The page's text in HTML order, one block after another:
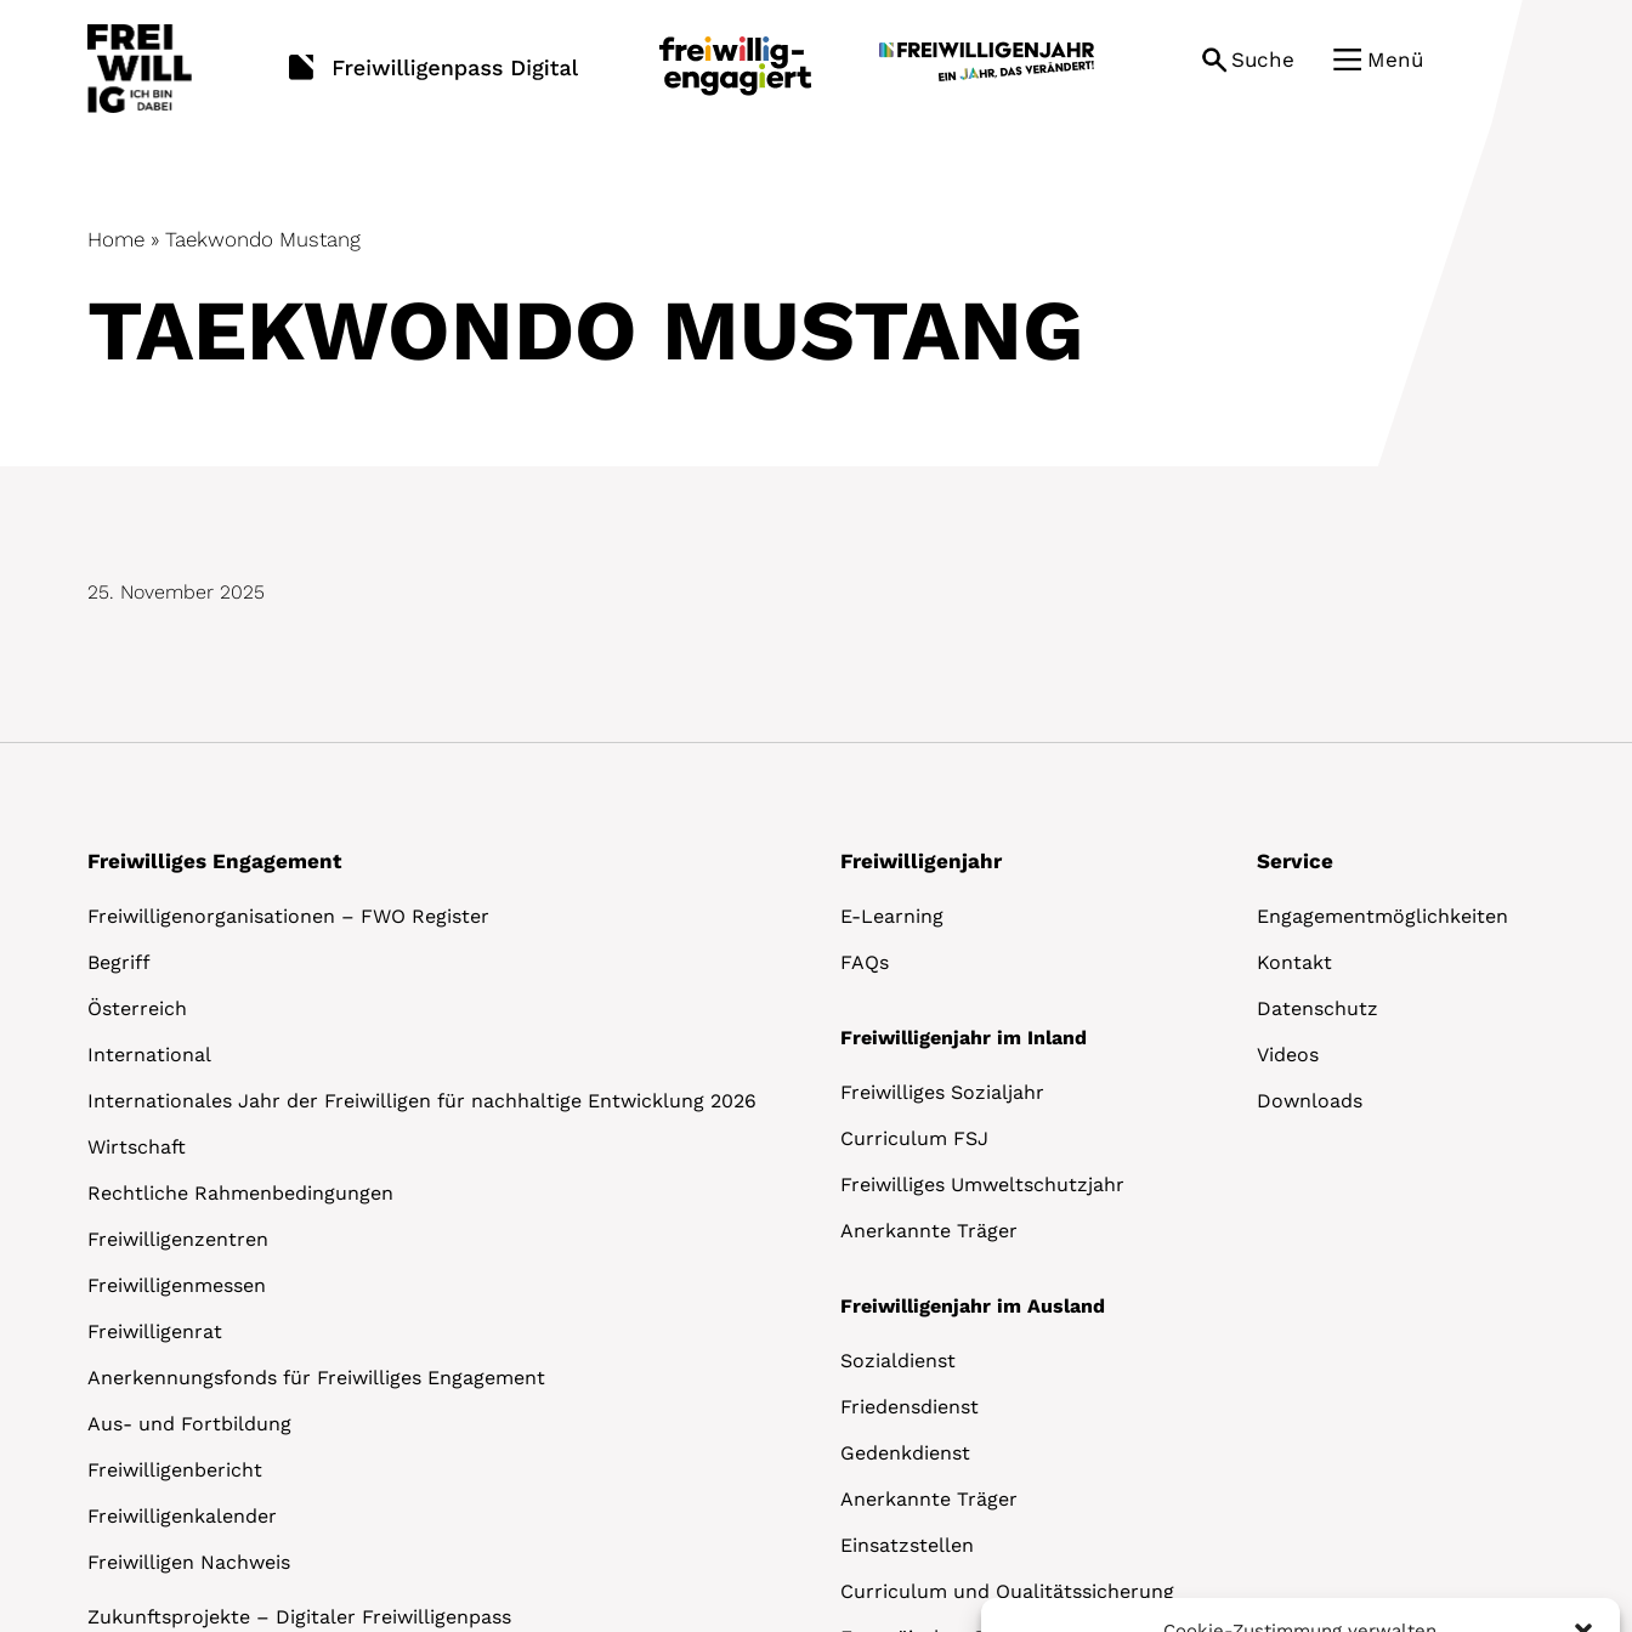
Suche Menü
Home » Taekwondo Mustang
TAEKWONDO MUSTANG
25. November 2025
Freiwilliges Engagement
Freiwilligenorganisationen – FWO Register
Begriff
Österreich
International
Internationales Jahr der Freiwilligen für nachhaltige Entwicklung 2026
Wirtschaft
Rechtliche Rahmenbedingungen
Freiwilligenzentren
Freiwilligenmessen
Freiwilligenrat
Anerkennungsfonds für Freiwilliges Engagement
Aus- und Fortbildung
Freiwilligenbericht
Freiwilligenkalender
Freiwilligen Nachweis
Zukunftsprojekte – Digitaler Freiwilligenpass
Freiwilligenjahr
E-Learning
FAQs
Freiwilligenjahr im Inland
Freiwilliges Sozialjahr
Curriculum FSJ
Freiwilliges Umweltschutzjahr
Anerkannte Träger
Freiwilligenjahr im Ausland
Sozialdienst
Friedensdienst
Gedenkdienst
Anerkannte Träger
Einsatzstellen
Curriculum und Qualitätssicherung
Service
Engagementmöglichkeiten
Kontakt
Datenschutz
Videos
Downloads